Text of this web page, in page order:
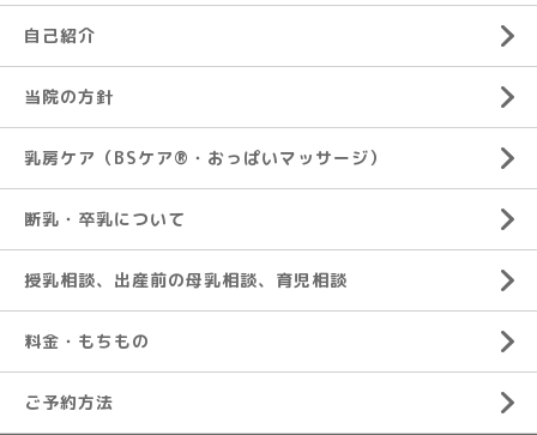
自己紹介
当院の方針
乳房ケア（BSケア®︎・おっぱいマッサージ）
断乳・卒乳について
授乳相談、出産前の母乳相談、育児相談
料金・もちもの
ご予約方法